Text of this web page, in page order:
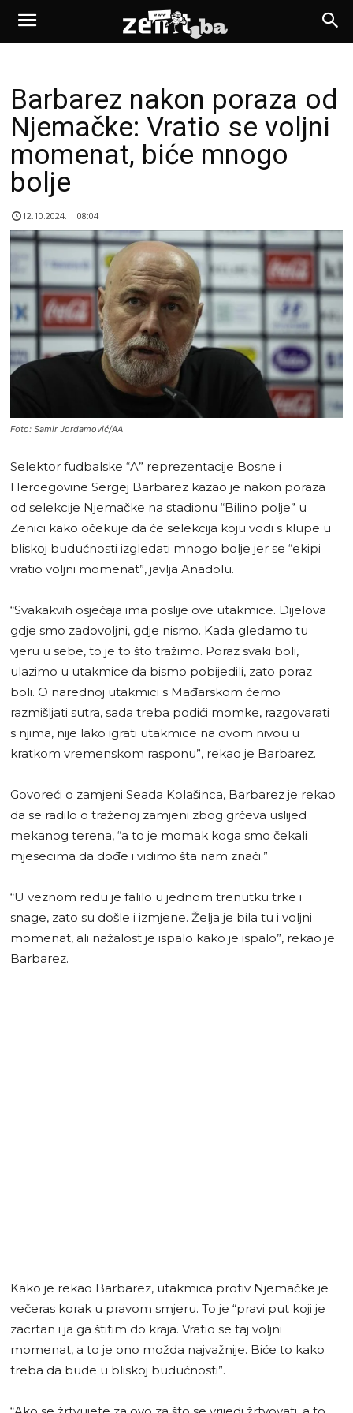
Barbarez nakon poraza od
Njemačke: Vratio se voljni
momenat, biće mnogo
bolje
12.10.2024. | 08:04
Foto: Samir Jordamović/AA
Selektor fudbalske “A” reprezentacije Bosne i
Hercegovine Sergej Barbarez kazao je nakon poraza
od selekcije Njemačke na stadionu “Bilino polje” u
Zenici kako očekuje da će selekcija koju vodi s klupe u
bliskoj budućnosti izgledati mnogo bolje jer se “ekipi
vratio voljni momenat”, javlja Anadolu.
“Svakakvih osjećaja ima poslije ove utakmice. Dijelova
gdje smo zadovoljni, gdje nismo. Kada gledamo tu
vjeru u sebe, to je to što tražimo. Poraz svaki boli,
ulazimo u utakmice da bismo pobijedili, zato poraz
boli. O narednoj utakmici s Mađarskom ćemo
razmišljati sutra, sada treba podići momke, razgovarati
s njima, nije lako igrati utakmice na ovom nivou u
kratkom vremenskom rasponu”, rekao je Barbarez.
Govoreći o zamjeni Seada Kolašinca, Barbarez je rekao
da se radilo o traženoj zamjeni zbog grčeva uslijed
mekanog terena, “a to je momak koga smo čekali
mjesecima da dođe i vidimo šta nam znači.”
“U veznom redu je falilo u jednom trenutku trke i
snage, zato su došle i izmjene. Želja je bila tu i voljni
momenat, ali nažalost je ispalo kako je ispalo”, rekao je
Barbarez.
Kako je rekao Barbarez, utakmica protiv Njemačke je
večeras korak u pravom smjeru. To je “pravi put koji je
zacrtan i ja ga štitim do kraja. Vratio se taj voljni
momenat, a to je ono možda najvažnije. Biće to kako
treba da bude u bliskoj budućnosti”.